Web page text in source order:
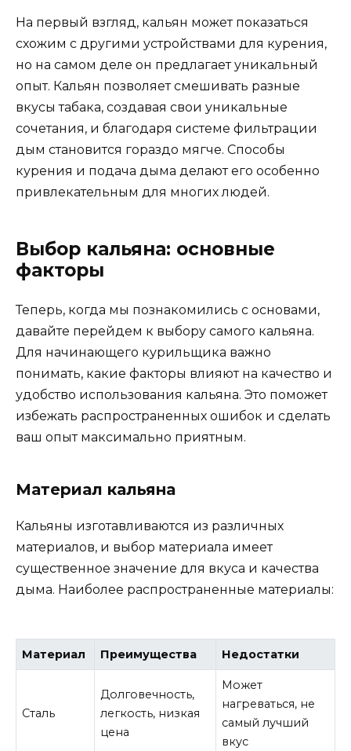
На первый взгляд, кальян может показаться
схожим с другими устройствами для курения,
но на самом деле он предлагает уникальный
опыт. Кальян позволяет смешивать разные
вкусы табака, создавая свои уникальные
сочетания, и благодаря системе фильтрации
дым становится гораздо мягче. Способы
курения и подача дыма делают его особенно
привлекательным для многих людей.
Выбор кальяна: основные
факторы
Теперь, когда мы познакомились с основами,
давайте перейдем к выбору самого кальяна.
Для начинающего курильщика важно
понимать, какие факторы влияют на качество и
удобство использования кальяна. Это поможет
избежать распространенных ошибок и сделать
ваш опыт максимально приятным.
Материал кальяна
Кальяны изготавливаются из различных
материалов, и выбор материала имеет
существенное значение для вкуса и качества
дыма. Наиболее распространенные материалы:
Материал Преимущества Недостатки
Сталь
Долговечность,
легкость, низкая
цена
Может
нагреваться, не
самый лучший
вкус